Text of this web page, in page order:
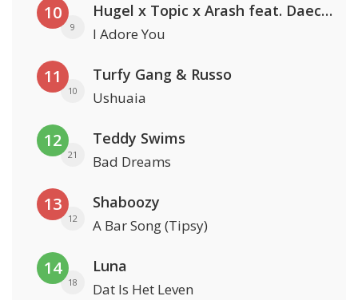
10
9
Hugel x Topic x Arash feat. Daecolm
I Adore You
11
10
Turfy Gang & Russo
Ushuaia
12
21
Teddy Swims
Bad Dreams
13
12
Shaboozy
A Bar Song (Tipsy)
14
18
Luna
Dat Is Het Leven